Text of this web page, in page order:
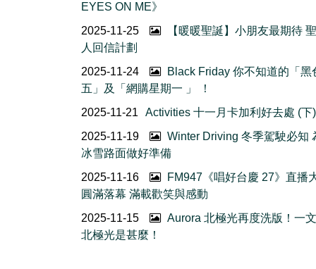
EYES ON ME》
2025-11-25
【暖暖聖誕】小朋友最期待
人回信計劃
2025-11-24
Black Friday 你不知道的「黑
五」及「網購星期一 」 ！
2025-11-21
Activities 十一月卡加利好去處 (下)
2025-11-19
Winter Driving 冬季駕駛必知
冰雪路面做好準備
2025-11-16
FM947《唱好台慶 27》直播
圓滿落幕 滿載歡笑與感動
2025-11-15
Aurora 北極光再度洗版！一
北極光是甚麼！